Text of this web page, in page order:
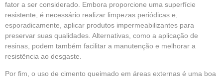
fator a ser considerado. Embora proporcione uma superfície
resistente, é necessário realizar limpezas periódicas e,
esporadicamente, aplicar produtos impermeabilizantes para
preservar suas qualidades. Alternativas, como a aplicação de
resinas, podem também facilitar a manutenção e melhorar a
resistência ao desgaste.
Por fim, o uso de cimento queimado em áreas externas é uma boa